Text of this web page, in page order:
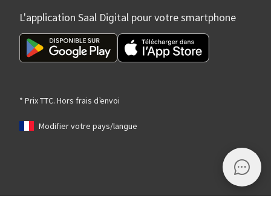
L'application Saal Digital pour votre smartphone
* Prix TTC. Hors frais d’envoi
Modifier votre pays/langue